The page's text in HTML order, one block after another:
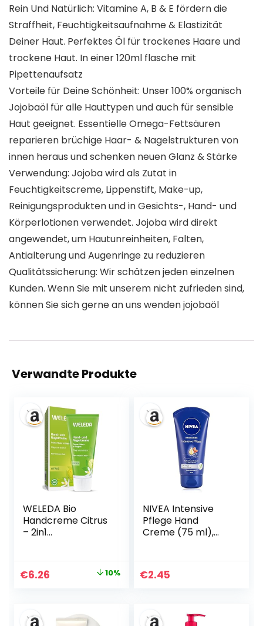
Rein Und Natürlich: Vitamine A, B & E fördern die
Straffheit, Feuchtigkeitsaufnahme & Elastizität
Deiner Haut. Perfektes Öl für trockenes Haare und
trockene Haut. In einer 120ml flasche mit
Pipettenaufsatz
Vorteile für Deine Schönheit: Unser 100% organisch
Jojobaöl für alle Hauttypen und auch für sensible
Haut geeignet. Essentielle Omega-Fettsäuren
reparieren brüchige Haar- & Nagelstrukturen von
innen heraus und schenken neuen Glanz & Stärke
Verwendung: Jojoba wird als Zutat in
Feuchtigkeitscreme, Lippenstift, Make-up,
Reinigungsprodukten und in Gesichts-, Hand- und
Körperlotionen verwendet. Jojoba wird direkt
angewendet, um Hautunreinheiten, Falten,
Antialterung und Augenringe zu reduzieren
Qualitätssicherung: Wir schätzen jeden einzelnen
Kunden. Wenn Sie mit unserem nicht zufrieden sind,
können Sie sich gerne an uns wenden jojobaöl
Verwandte Produkte
WELEDA Bio
Handcreme Citrus
– 2in1
Nagelpflege
Creme für
Nachhaltige Unisex
Ursprünglicher
€6.95
€6.26 Aktueller
€6.26.
10%
NIVEA Intensive
Pflege Hand
Creme (75 ml),
Mandel-Öl für
intensive
dem einzigartigen
€2.45